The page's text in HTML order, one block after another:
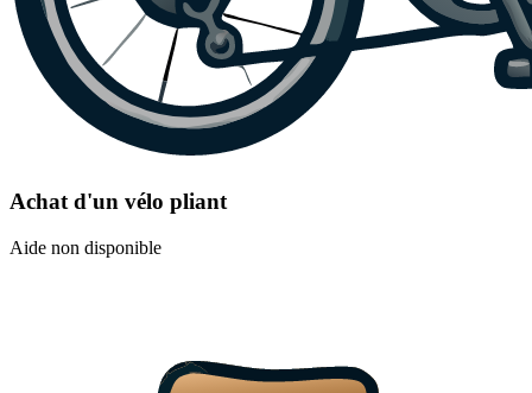
Achat d'un vélo pliant
Aide non disponible